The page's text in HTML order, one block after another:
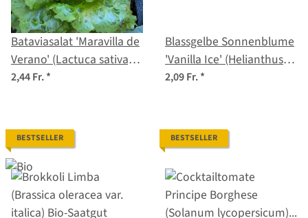
Bataviasalat 'Maravilla de
Verano' (Lactuca sativa)
Samen
2,44 Fr.*
Blassgelbe Sonnenblume
'Vanilla Ice' (Helianthus
debilis) Samen
2,09 Fr.*
BESTSELLER BESTSELLER